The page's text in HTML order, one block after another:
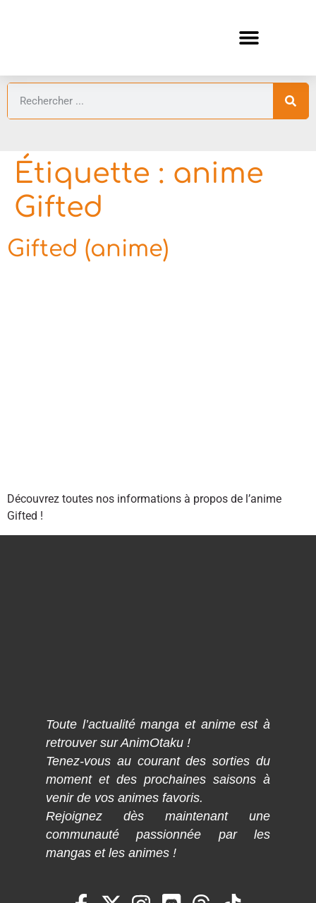
Étiquette : anime
Gifted
Gifted (anime)
Découvrez toutes nos informations à propos de l’anime
Gifted !
Toute l’actualité manga et anime est à
retrouver sur AnimOtaku !
Tenez-vous au courant des sorties du
moment et des prochaines saisons à
venir de vos animes favoris.
Rejoignez dès maintenant une
communauté passionnée par les
mangas et les animes !